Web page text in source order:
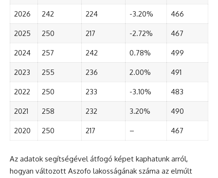
2026 242 224 -3.20% 466
2025 250 217 -2.72% 467
2024 257 242 0.78% 499
2023 255 236 2.00% 491
2022 250 233 -3.10% 483
2021 258 232 3.20% 490
2020 250 217 – 467
Az adatok segítségével átfogó képet kaphatunk arról,
hogyan változott Aszofo lakosságának száma az elmúlt